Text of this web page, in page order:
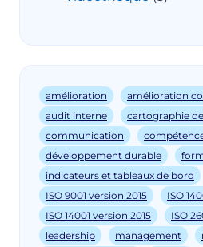
amélioration amélioration
audit interne
cartographie
communication
développement durable
indicateurs et tableaux de bord
ISO 9001 version 2015
ISO
ISO 14001 version 2015
ISO
leadership
management